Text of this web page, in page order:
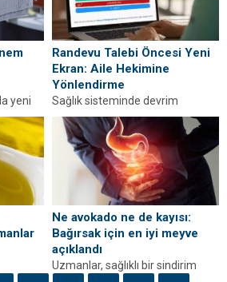
yeni
Randevu Talebi Öncesi Yeni
Ekran: Aile Hekimine
Yönlendirme
Sağlık sisteminde devrim
niteliğinde bir adım atıldı. Sağlık
Bakanlığı, Merkezi Hekim
Randevu Sistemi (MHRS)
üzerinden...
Ne avokado ne de kayısı:
Bağırsak için en iyi meyve
açıklandı
Uzmanlar, sağlıklı bir sindirim